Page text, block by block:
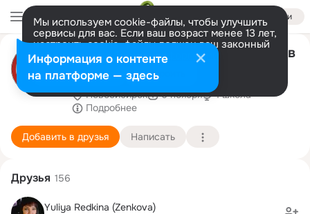
Войти
Мы используем cookie-файлы, чтобы улучшить
сервисы для вас. Если ваш возраст менее 13 лет,
настроить cookie-файлы должен ваш законный
представитель. Больше информации
Разрешить все Настроить
Удаление вмятин без покраски в
Бердске
Новосибирск 6 ноября
1 школа
Подробнее
Добавить в друзья Написать
Друзья 156
Yuliya Redkina (Zenkova)
Информация о контенте
на платформе — здесь